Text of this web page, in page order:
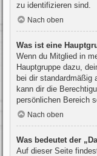
zu identifizieren sind.
Nach oben
Was ist eine
Wenn du Mitglied in
Hauptgruppe dazu,
bei dir standardmäßig
kann dir die
persönlichen Bereich
Nach oben
Was bedeutet der
Auf dieser Seite